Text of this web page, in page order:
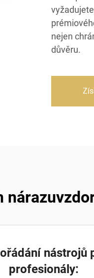
nejen
důvěru.
nástrojů
profesionály: